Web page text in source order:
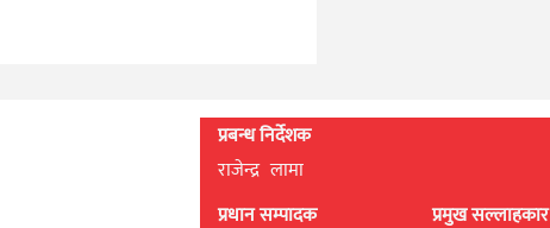
प्रबन्ध निर्देशक
राजेन्द्र लामा
प्रधान सम्पादक
प्रमुख सल्लाहकार